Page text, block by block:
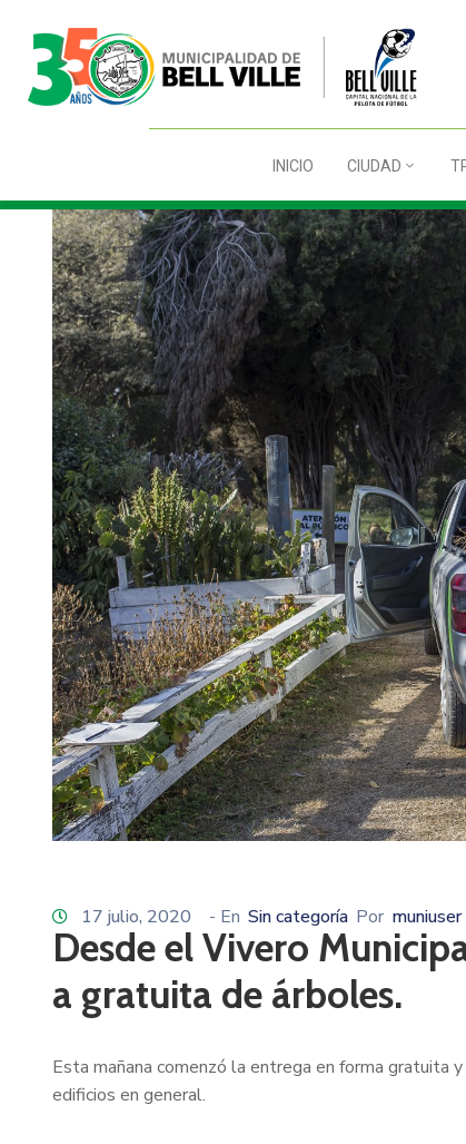
INICIO CIUDAD
17 julio, 2020 - En Sin categoría Por muniuser
Desde el Vivero
a gratuita de árboles.
Esta mañana comenzó la entrega en forma gratuita
edificios en general.